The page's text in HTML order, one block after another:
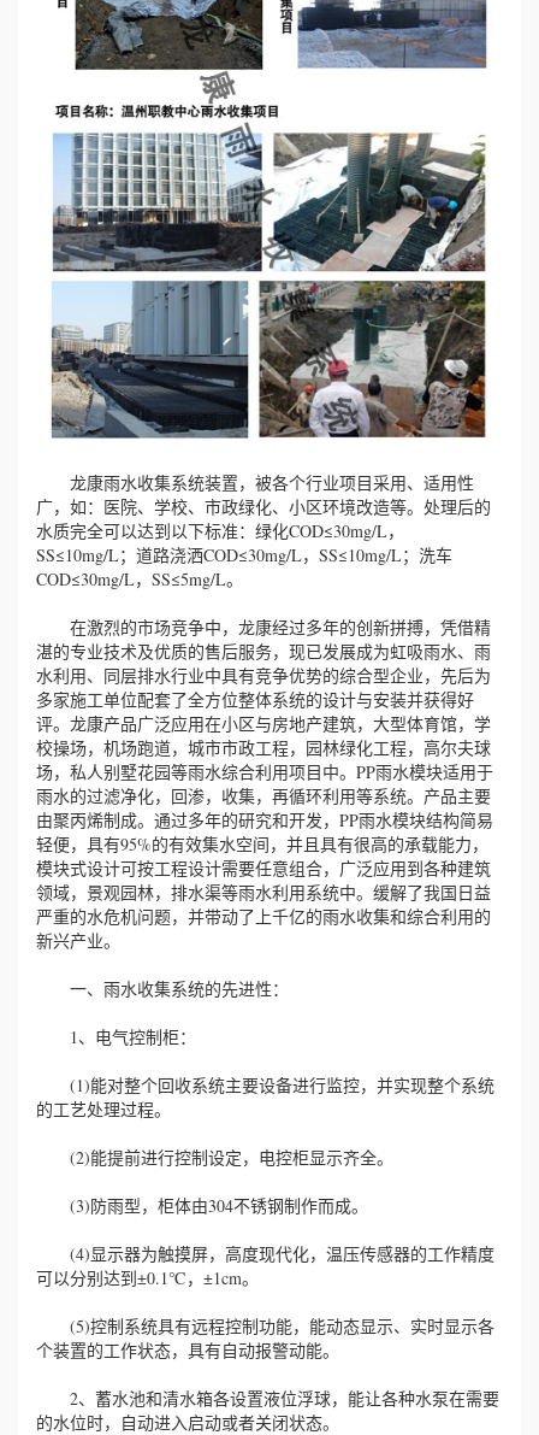
龙康雨水收集系统装置，被各个行业项目采用、适用性
广，如：医院、学校、市政绿化、小区环境改造等。处理后的
水质完全可以达到以下标准：绿化COD≤30mg/L，
SS≤10mg/L；道路浇洒COD≤30mg/L，SS≤10mg/L；洗车
COD≤30mg/L，SS≤5mg/L。
在激烈的市场竞争中，龙康经过多年的创新拼搏，凭借精
湛的专业技术及优质的售后服务，现已发展成为虹吸雨水、雨
水利用、同层排水行业中具有竞争优势的综合型企业，先后为
多家施工单位配套了全方位整体系统的设计与安装并获得好
评。龙康产品广泛应用在小区与房地产建筑，大型体育馆，学
校操场，机场跑道，城市市政工程，园林绿化工程，高尔夫球
场，私人别墅花园等雨水综合利用项目中。PP雨水模块适用于
雨水的过滤净化，回渗，收集，再循环利用等系统。产品主要
由聚丙烯制成。通过多年的研究和开发，PP雨水模块结构简易
轻便，具有95%的有效集水空间，并且具有很高的承载能力，
模块式设计可按工程设计需要任意组合，广泛应用到各种建筑
领域，景观园林，排水渠等雨水利用系统中。缓解了我国日益
严重的水危机问题，并带动了上千亿的雨水收集和综合利用的
新兴产业。
一、雨水收集系统的先进性：
1、电气控制柜：
(1)能对整个回收系统主要设备进行监控，并实现整个系统
的工艺处理过程。
(2)能提前进行控制设定，电控柜显示齐全。
(3)防雨型，柜体由304不锈钢制作而成。
(4)显示器为触摸屏，高度现代化，温压传感器的工作精度
可以分别达到±0.1℃，±1cm。
(5)控制系统具有远程控制功能，能动态显示、实时显示各
个装置的工作状态，具有自动报警动能。
2、蓄水池和清水箱各设置液位浮球，能让各种水泵在需要
的水位时，自动进入启动或者关闭状态。